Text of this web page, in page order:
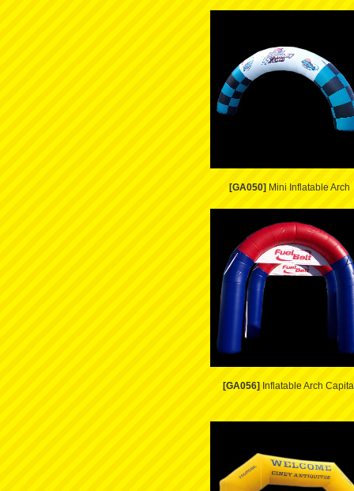
[GA050] Mini Inflatable Arch
[GA056] Inflatable Arch